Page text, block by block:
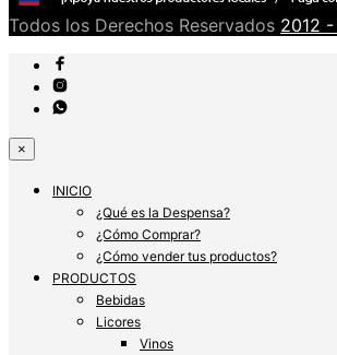
Todos los Derechos Reservados 2012
×
INICIO
¿Qué es la Despensa?
¿Cómo Comprar?
¿Cómo vender tus productos?
PRODUCTOS
Bebidas
Licores
Vinos